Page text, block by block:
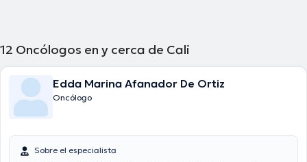
12 Oncólogos en y cerca de Cali
Edda Marina Afanador De Ortiz
Oncólogo
Sobre el especialista